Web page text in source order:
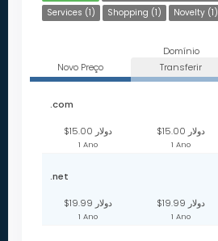
Services (1)
Shopping (1) Novelty (1)
Domínio
Novo Preço
Transferir
.com
$15.00 دولار
1 Ano
$15.00 دولار
1 Ano
.net
$19.99 دولار
1 Ano
$19.99 دولار
1 Ano